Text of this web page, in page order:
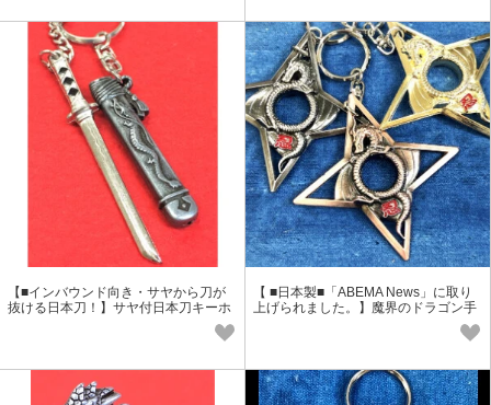
【■インバウンド向き・サヤから刀が
抜ける日本刀！】サヤ付日本刀キーホ
【 ■日本製■「ABEMA News」に取り
上げられました。】魔界のドラゴン手